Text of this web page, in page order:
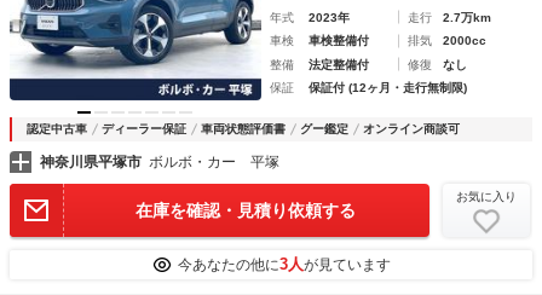
年式 2023年 走行
2.7万km
車検
車検整備付 排気
2000cc
整備
法定整備付 修復
なし
保証
保証付 (12ヶ月・走行無制限)
認定中古車 ディーラー保証 車両状態評価書 グー鑑定 オンライン商談可
神奈川県平塚市 ボルボ・カー 平塚
在庫を確認・見積り依頼する
お気に入り
今あなたの他に3人が見ています